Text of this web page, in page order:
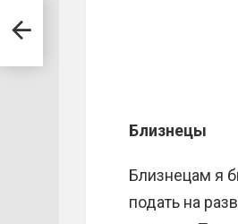
Близнецы
Близнецам я
подать на